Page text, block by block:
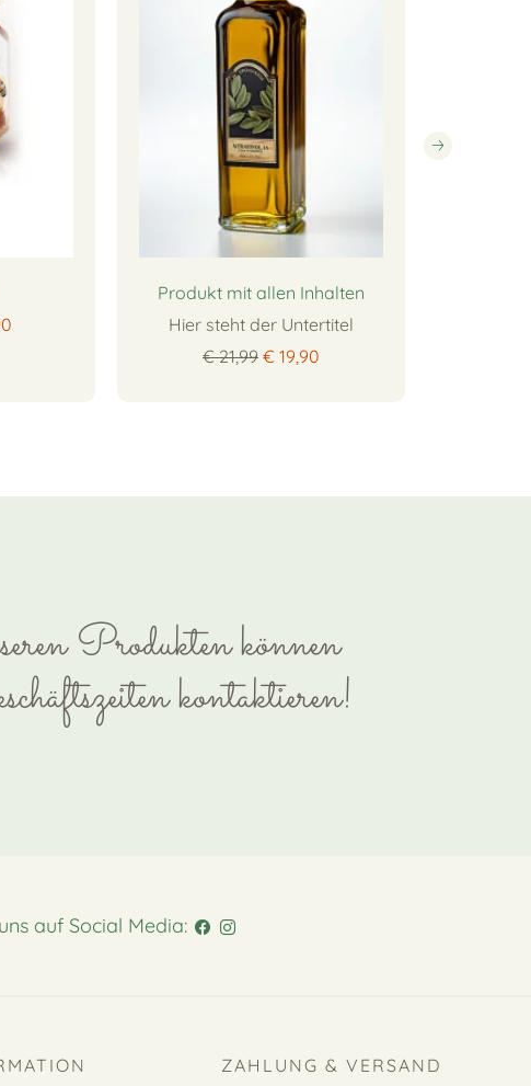
Produkt mit allen Inhalten
Hier steht der Untertitel
€ 21,99 € 19,90
Produkten können
kontaktieren!
auf Social Media:
ZAHLUNG & VERSAND